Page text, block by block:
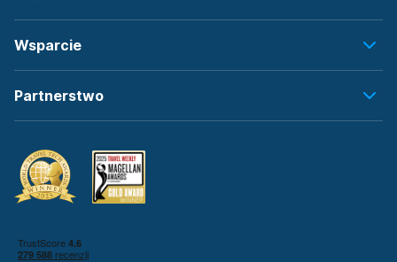
Wsparcie
Partnerstwo